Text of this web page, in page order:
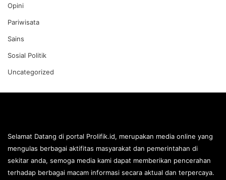
Opini
Pariwisata
Sains
Sosial Politik
Uncategorized
Selamat Datang di portal Prolifik.id, merupakan media online yang
mengulas berbagai aktifitas masyarakat dan pemerintahan di
sekitar anda, semoga media kami dapat memberikan pencerahan
terhadap berbagai macam informasi secara aktual dan terpercaya.